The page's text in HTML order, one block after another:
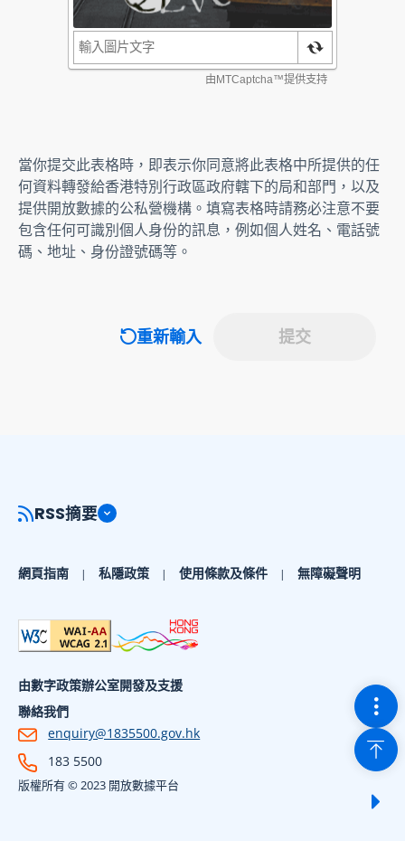
當你提交此表格時，即表示你同意將此表格中所提供的任
何資料轉發給香港特別行政區政府轄下的局和部門，以及
提供開放數據的公私營機構。填寫表格時請務必注意不要
包含任何可識別個人身份的訊息，例如個人姓名、電話號
碼、地址、身份證號碼等。
重新輸入 提交
切
回到
RSS摘要
網頁指南 私隱政策 使用條款及條件 無障礙聲明
由數字政策辦公室開發及支援
聯絡我們
enquiry@1835500.gov.hk
183 5500
版權所有 © 2023 開放數據平台